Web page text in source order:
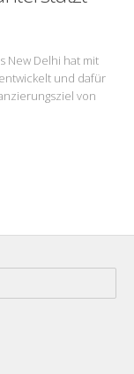
New Delhi hat mit
und dafür
von